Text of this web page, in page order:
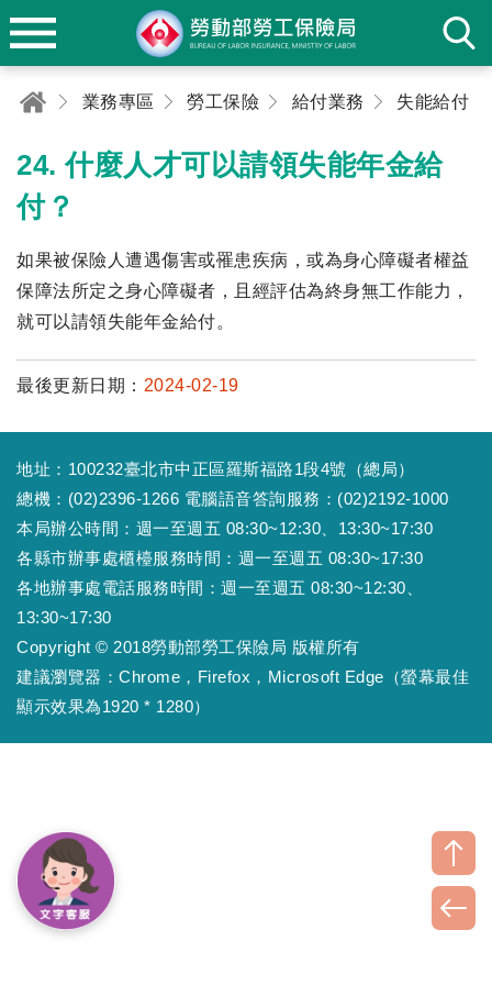
業務專區 勞工保險 給付業務 失能給付
24. 什麼人才可以請領失能年金給
付？
如果被保險人遭遇傷害或罹患疾病，或為身心障礙者權益
保障法所定之身心障礙者，且經評估為終身無工作能力，
就可以請領失能年金給付。
最後更新日期： 2024-02-19
地址：100232臺北市中正區羅斯福路1段4號（總局）
總機：(02)2396-1266 電腦語音答詢服務：(02)2192-1000
本局辦公時間：週一至週五 08:30~12:30、13:30~17:30
各縣市辦事處櫃檯服務時間：週一至週五 08:30~17:30
各地辦事處電話服務時間：週一至週五 08:30~12:30、
13:30~17:30
Copyright © 2018勞動部勞工保險局 版權所有
建議瀏覽器：Chrome，Firefox，Microsoft Edge（螢幕最佳
顯示效果為1920 * 1280）